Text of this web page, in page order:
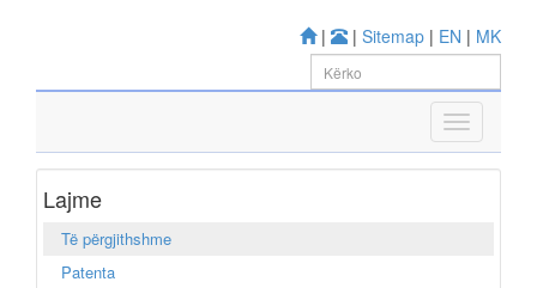
| | Sitemap | EN | MK
Lajme
Të përgjithshme
Patenta